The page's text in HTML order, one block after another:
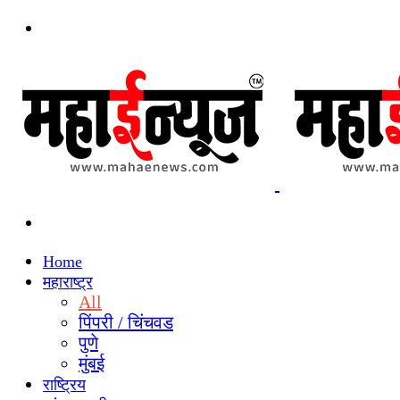
Home
महाराष्ट्र
All
पिंपरी / चिंचवड
पुणे
मुंबई
राष्ट्रिय